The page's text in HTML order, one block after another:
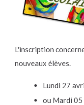
L'inscription
nouveaux élèves.
Lundi 27
ou Mardi 05